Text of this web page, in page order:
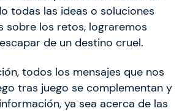
todas las ideas o soluciones
sobre los retos, lograremos
de un destino cruel.
todos los mensajes que nos
tras juego se complementan y
ya sea acerca de las